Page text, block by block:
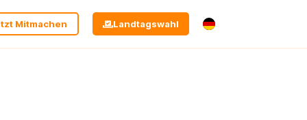
Mitmachen Landtagswahl